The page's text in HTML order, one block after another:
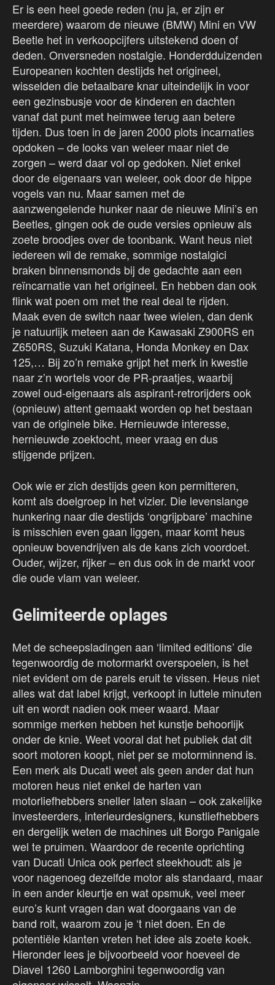
Er is een heel goede reden (nu ja, er zijn er
meerdere) waarom de nieuwe (BMW) Mini en VW
Beetle het in verkoopcijfers uitstekend doen of
deden. Onversneden nostalgie. Honderdduizenden
Europeanen kochten destijds het origineel,
wisselden die betaalbare knar uiteindelijk in voor
een gezinsbusje voor de kinderen en dachten
vanaf dat punt met heimwee terug aan betere
tijden. Dus toen in de jaren 2000 plots incarnaties
opdoken – de looks van weleer maar niet de
zorgen – werd daar vol op gedoken. Niet enkel
door de eigenaars van weleer, ook door de hippe
vogels van nu. Maar samen met de
aanzwengelende hunker naar de nieuwe Mini’s en
Beetles, gingen ook de oude versies opnieuw als
zoete broodjes over de toonbank. Want heus niet
iedereen wil de remake, sommige nostalgici
braken binnensmonds bij de gedachte aan een
reïncarnatie van het origineel. En hebben dan ook
flink wat poen om met the real deal te rijden.
Maak even de switch naar twee wielen, dan denk
je natuurlijk meteen aan de Kawasaki Z900RS en
Z650RS, Suzuki Katana, Honda Monkey en Dax
125,… Bij zo’n remake grijpt het merk in kwestie
naar z’n wortels voor de PR-praatjes, waarbij
zowel oud-eigenaars als aspirant-retrorijders ook
(opnieuw) attent gemaakt worden op het bestaan
van de originele bike. Hernieuwde interesse,
hernieuwde zoektocht, meer vraag en dus
stijgende prijzen.
Ook wie er zich destijds geen kon permitteren,
komt als doelgroep in het vizier. Die levenslange
hunkering naar die destijds ‘ongrijpbare’ machine
is misschien even gaan liggen, maar komt heus
opnieuw bovendrijven als de kans zich voordoet.
Ouder, wijzer, rijker – en dus ook in de markt voor
die oude vlam van weleer.
Gelimiteerde oplages
Met de scheepsladingen aan ‘limited editions’ die
tegenwoordig de motormarkt overspoelen, is het
niet evident om de parels eruit te vissen. Heus niet
alles wat dat label krijgt, verkoopt in luttele minuten
uit en wordt nadien ook meer waard. Maar
sommige merken hebben het kunstje behoorlijk
onder de knie. Weet vooral dat het publiek dat dit
soort motoren koopt, niet per se motorminnend is.
Een merk als Ducati weet als geen ander dat hun
motoren heus niet enkel de harten van
motorliefhebbers sneller laten slaan – ook zakelijke
investeerders, interieurdesigners, kunstliefhebbers
en dergelijk weten de machines uit Borgo Panigale
wel te pruimen. Waardoor de recente oprichting
van Ducati Unica ook perfect steekhoudt: als je
voor nagenoeg dezelfde motor als standaard, maar
in een ander kleurtje en wat opsmuk, veel meer
euro’s kunt vragen dan wat doorgaans van de
band rolt, waarom zou je ‘t niet doen. En de
potentiële klanten vreten het idee als zoete koek.
Hieronder lees je bijvoorbeeld voor hoeveel de
Diavel 1260 Lamborghini tegenwoordig van